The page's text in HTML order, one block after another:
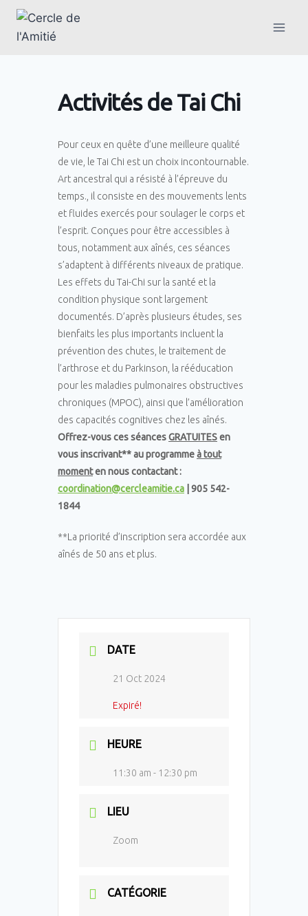
Activités de Tai Chi
Pour ceux en quête d’une meilleure qualité
de vie, le Tai Chi est un choix incontournable.
Art ancestral qui a résisté à l’épreuve du
temps., il consiste en des mouvements lents
et fluides exercés pour soulager le corps et
l’esprit. Conçues pour être accessibles à
tous, notamment aux aînés, ces séances
s’adaptent à différents niveaux de pratique.
Les effets du Tai-Chi sur la santé et la
condition physique sont largement
documentés. D’après plusieurs études, ses
bienfaits les plus importants incluent la
prévention des chutes, le traitement de
l’arthrose et du Parkinson, la rééducation
pour les maladies pulmonaires obstructives
chroniques (MPOC), ainsi que l’amélioration
des capacités cognitives chez les aînés.
Offrez-vous ces séancesGRATUITESen
vous inscrivant** au programmeà tout
momenten nous contactant :
coordination@cercleamitie.ca | 905 542-
1844
**La priorité d’inscription sera accordée aux
aînés de 50 ans et plus.
DATE
21 Oct 2024
Expiré!
HEURE
11:30 am - 12:30 pm
LIEU
Zoom
CATÉGORIE